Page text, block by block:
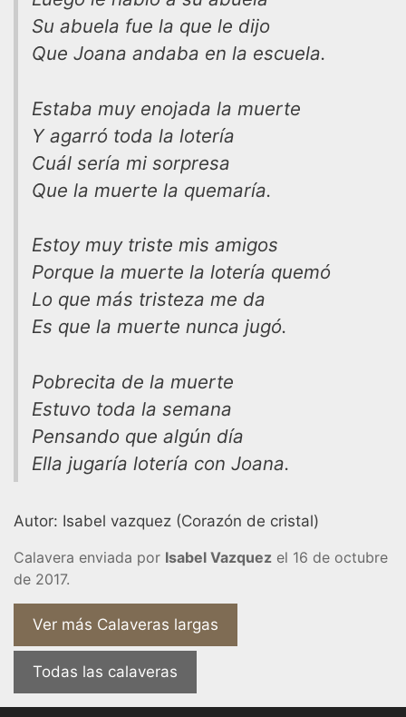
Su abuela fue la que le dijo
Que Joana andaba en la escuela.
Estaba muy enojada la muerte
Y agarró toda la lotería
Cuál sería mi sorpresa
Que la muerte la quemaría.
Estoy muy triste mis amigos
Porque la muerte la lotería quemó
Lo que más tristeza me da
Es que la muerte nunca jugó.
Pobrecita de la muerte
Estuvo toda la semana
Pensando que algún día
Ella jugaría lotería con Joana.
Autor: Isabel vazquez (Corazón de cristal)
Calavera enviada por Isabel Vazquez el 16 de octubre
de 2017.
Ver más Calaveras largas
Todas las calaveras